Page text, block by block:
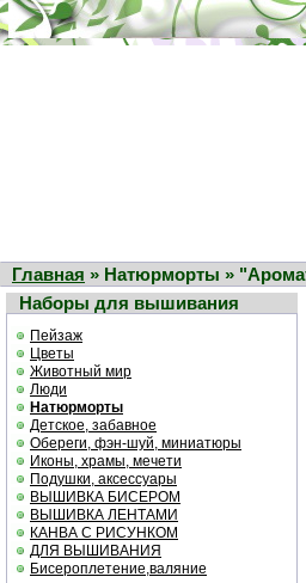
Главная » Натюрморты »
Наборы для вышивания
Пейзаж
Цветы
Животный мир
Люди
Натюрморты
Детское, забавное
Обереги, фэн-шуй, миниатюры
Иконы, храмы, мечети
Подушки, аксессуары
ВЫШИВКА БИСЕРОМ
ВЫШИВКА ЛЕНТАМИ
КАНВА С РИСУНКОМ
ДЛЯ ВЫШИВАНИЯ
Бисероплетение,валяние